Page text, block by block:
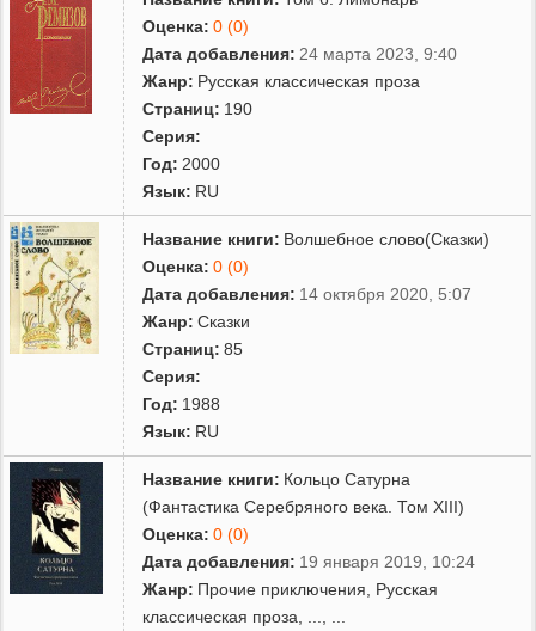
Оценка: 0 (0)
Дата добавления: 24 марта 2023, 9:40
Жанр: Русская классическая проза
Страниц: 190
Серия:
Год: 2000
Язык: RU
Название книги: Волшебное слово(Сказки)
Оценка: 0 (0)
Дата добавления: 14 октября 2020, 5:07
Жанр: Сказки
Страниц: 85
Серия:
Год: 1988
Язык: RU
Название книги: Кольцо Сатурна
(Фантастика Серебряного века. Том XIII)
Оценка: 0 (0)
Дата добавления: 19 января 2019, 10:24
Жанр: Прочие приключения
Русская
классическая проза